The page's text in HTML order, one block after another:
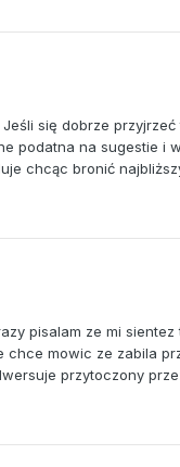
się dobrze
podatna na sugestie i
chcąc bronić
pisalam ze mi sientez
mowic ze zabila
przytoczony